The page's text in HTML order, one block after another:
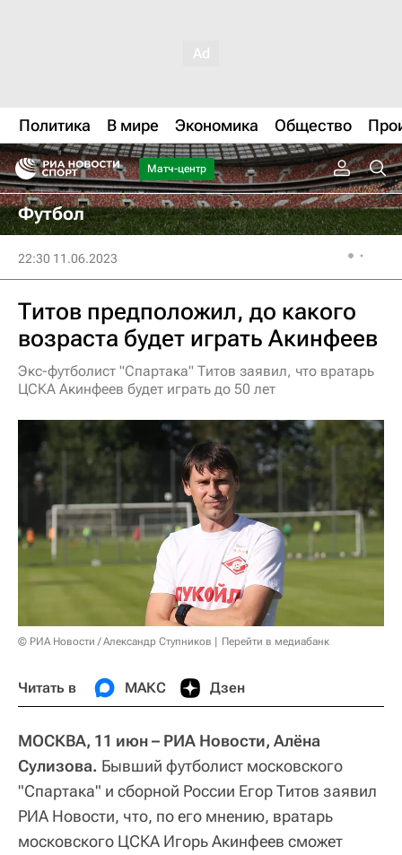
Политика В мире Экономика Общество
Матч-центр
Футбол
22:30 11.06.2023
Титов предположил, до какого
возраста будет играть Акинфеев
Экс-футболист "Спартака" Титов заявил, что вратарь
ЦСКА Акинфеев будет играть до 50 лет
© РИА Новости / Александр Ступников Перейти в медиабанк
Читать в МАКС Дзен
МОСКВА, 11 июн – РИА Новости, Алёна
Сулизова. Бывший футболист московского
"Спартака" и сборной России Егор Титов заявил
РИА Новости, что, по его мнению, вратарь
московского ЦСКА Игорь Акинфеев сможет